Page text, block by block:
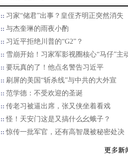
习家“储君”出事？皇侄齐明正突然消失
与杰奎琳的雨夜小酌
习近平拒绝川普的“G2”？
雪崩开始！习家军影视圈核心“马仔”主
要玩真的了！他点名警告习近平
刷屏的美国“斩杀线”与中共的大外宣
范学德：不受欢迎的圣诞
传老习被逼出席，张又侠坐着看戏
怪！天安门这是又搞什么幺蛾子？
惊传一批军官，还有高智晟被秘密处决